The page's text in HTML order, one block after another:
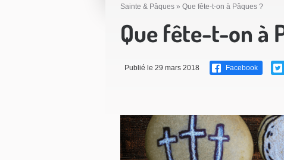
Sainte & Pâques » Que fête-t-on à Pâques ?
Que fête-t-on à
Publié le 29 mars 2018 Facebook